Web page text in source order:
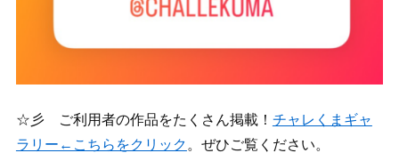
☆彡 ご利用者の作品をたくさん掲載！ チャレくまギャ
ラリー←こちらをクリック 。ぜひご覧ください。